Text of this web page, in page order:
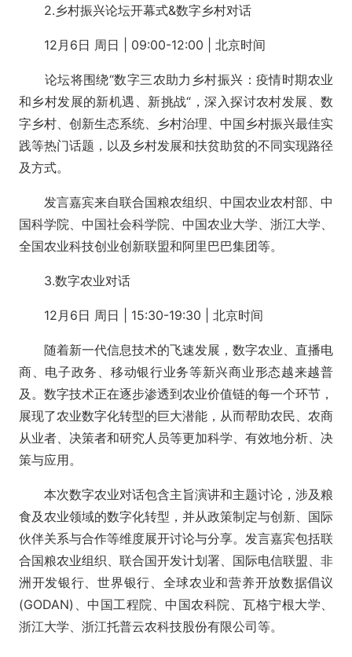
2.乡村振兴论坛开幕式&数字乡村对话
12月6日 周日 | 09:00-12:00 | 北京时间
论坛将围绕“数字三农助力乡村振兴：疫情时期农业
和乡村发展的新机遇、新挑战“，深入探讨农村发展、数
字乡村、创新生态系统、乡村治理、中国乡村振兴最佳实
践等热门话题，以及乡村发展和扶贫助贫的不同实现路径
及方式。
发言嘉宾来自联合国粮农组织、中国农业农村部、中
国科学院、中国社会科学院、中国农业大学、浙江大学、
全国农业科技创业创新联盟和阿里巴巴集团等。
3.数字农业对话
12月6日 周日 | 15:30-19:30 | 北京时间
随着新一代信息技术的飞速发展，数字农业、直播电
商、电子政务、移动银行业务等新兴商业形态越来越普
及。数字技术正在逐步渗透到农业价值链的每一个环节，
展现了农业数字化转型的巨大潜能，从而帮助农民、农商
从业者、决策者和研究人员等更加科学、有效地分析、决
策与应用。
本次数字农业对话包含主旨演讲和主题讨论，涉及粮
食及农业领域的数字化转型，并从政策制定与创新、国际
伙伴关系与合作等维度展开讨论与分享。发言嘉宾包括联
合国粮农业组织、联合国开发计划署、国际电信联盟、非
洲开发银行、世界银行、全球农业和营养开放数据倡议
(GODAN)、中国工程院、中国农科院、瓦格宁根大学、
浙江大学、浙江托普云农科技股份有限公司等。